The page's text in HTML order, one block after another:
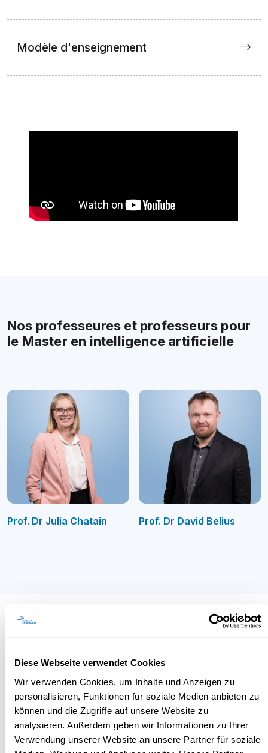
Diese Webseite verwendet Cookies
Wir verwenden Cookies, um Inhalte und Anzeigen zu
personalisieren, Funktionen für soziale Medien anbieten zu
können und die Zugriffe auf unsere Website zu
analysieren. Außerdem geben wir Informationen zu Ihrer
Verwendung unserer Website an unsere Partner für soziale
Modèle d'enseignement
Nos professeures et professeurs pour
le Master en intelligence artificielle
Prof. Dr Julia Chatain Prof. Dr David Belius
Commander la brochure